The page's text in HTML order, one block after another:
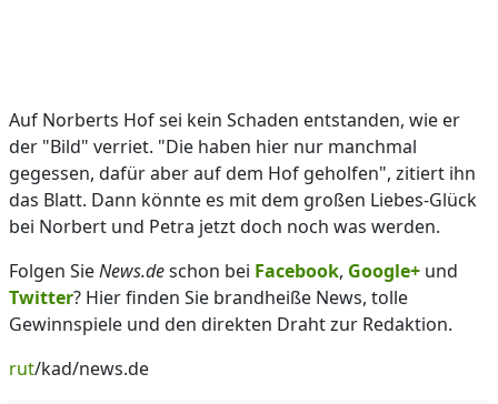
Auf Norberts Hof sei kein Schaden entstanden, wie er
der "Bild" verriet. "Die haben hier nur manchmal
gegessen, dafür aber auf dem Hof geholfen", zitiert ihn
das Blatt. Dann könnte es mit dem großen Liebes-Glück
bei Norbert und Petra jetzt doch noch was werden.
Folgen SieNews.deschon bei Facebook, Google+ und
Twitter? Hier finden Sie brandheiße News, tolle
Gewinnspiele und den direkten Draht zur Redaktion.
rut/kad/news.de